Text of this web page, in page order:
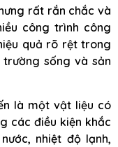
rất rắn chắc và
công trình công
quả rõ rệt trong
sống và sản
là một vật liệu có
các điều kiện khắc
nhiệt độ lạnh,